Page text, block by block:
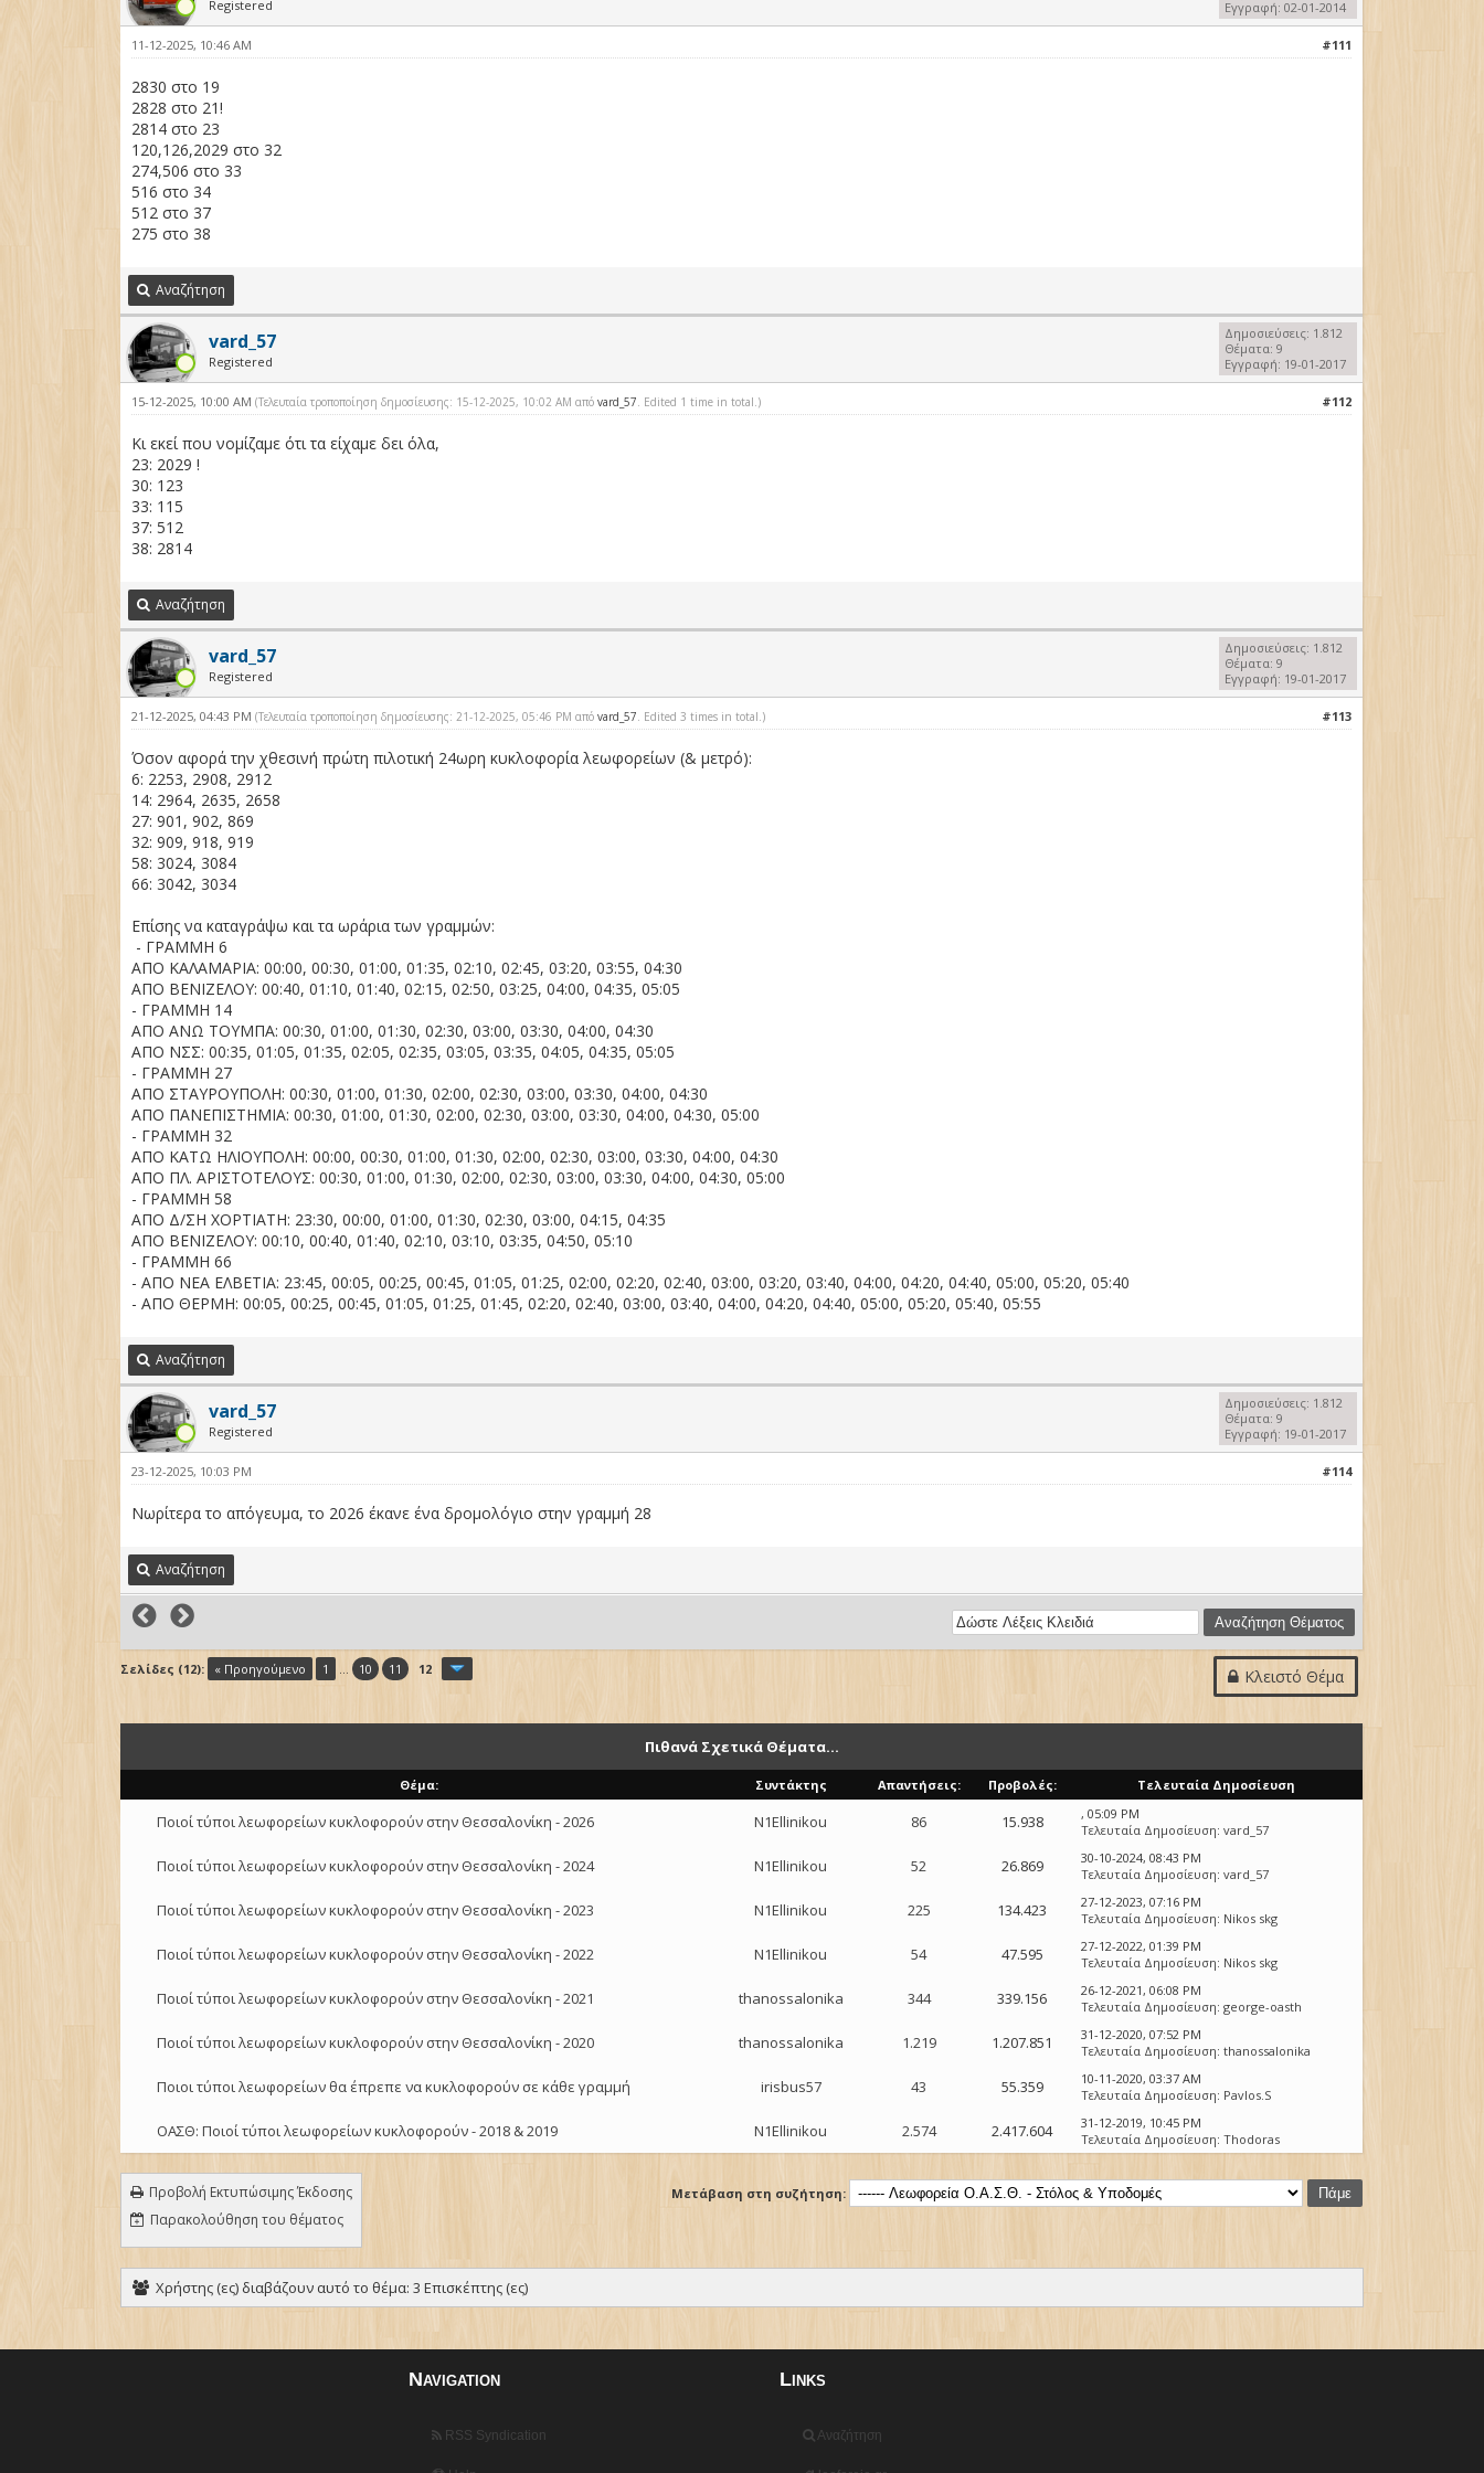
Registered
Εγγραφή: 02-01-2014
#111
11-12-2025, 10:46 AM
2830 στο 19
2828 στο 21!
2814 στο 23
120,126,2029 στο 32
274,506 στο 33
516 στο 34
512 στο 37
275 στο 38
Αναζήτηση
vard_57
Registered
Δημοσιεύσεις: 1.812
Θέματα: 9
Εγγραφή: 19-01-2017
#112
15-12-2025, 10:00 AM(Τελευταία τροποποίηση δημοσίευσης: 15-12-2025, 10:02 AM απόvard_57. Edited 1 time in total.)
Κι εκεί που νομίζαμε ότι τα είχαμε δει όλα,
23: 2029 !
30: 123
33: 115
37: 512
38: 2814
Αναζήτηση
vard_57
Registered
Δημοσιεύσεις: 1.812
Θέματα: 9
Εγγραφή: 19-01-2017
#113
21-12-2025, 04:43 PM(Τελευταία τροποποίηση δημοσίευσης: 21-12-2025, 05:46 PM απόvard_57. Edited 3 times in total.)
Όσον αφορά την χθεσινή πρώτη πιλοτική 24ωρη κυκλοφορία λεωφορείων (& μετρό):
6: 2253, 2908, 2912
14: 2964, 2635, 2658
27: 901, 902, 869
32: 909, 918, 919
58: 3024, 3084
66: 3042, 3034
Επίσης να καταγράψω και τα ωράρια των γραμμών:
- ΓΡΑΜΜΗ 6
ΑΠΟ ΚΑΛΑΜΑΡΙΑ: 00:00, 00:30, 01:00, 01:35, 02:10, 02:45, 03:20, 03:55, 04:30
ΑΠΟ ΒΕΝΙΖΕΛΟΥ: 00:40, 01:10, 01:40, 02:15, 02:50, 03:25, 04:00, 04:35, 05:05
- ΓΡΑΜΜΗ 14
ΑΠΟ ΑΝΩ ΤΟΥΜΠΑ: 00:30, 01:00, 01:30, 02:30, 03:00, 03:30, 04:00, 04:30
ΑΠΟ ΝΣΣ: 00:35, 01:05, 01:35, 02:05, 02:35, 03:05, 03:35, 04:05, 04:35, 05:05
- ΓΡΑΜΜΗ 27
ΑΠΟ ΣΤΑΥΡΟΥΠΟΛΗ: 00:30, 01:00, 01:30, 02:00, 02:30, 03:00, 03:30, 04:00, 04:30
ΑΠΟ ΠΑΝΕΠΙΣΤΗΜΙΑ: 00:30, 01:00, 01:30, 02:00, 02:30, 03:00, 03:30, 04:00, 04:30, 05:00
- ΓΡΑΜΜΗ 32
ΑΠΟ ΚΑΤΩ ΗΛΙΟΥΠΟΛΗ: 00:00, 00:30, 01:00, 01:30, 02:00, 02:30, 03:00, 03:30, 04:00, 04:30
ΑΠΟ ΠΛ. ΑΡΙΣΤΟΤΕΛΟΥΣ: 00:30, 01:00, 01:30, 02:00, 02:30, 03:00, 03:30, 04:00, 04:30, 05:00
- ΓΡΑΜΜΗ 58
ΑΠΟ Δ/ΣΗ ΧΟΡΤΙΑΤΗ: 23:30, 00:00, 01:00, 01:30, 02:30, 03:00, 04:15, 04:35
ΑΠΟ ΒΕΝΙΖΕΛΟΥ: 00:10, 00:40, 01:40, 02:10, 03:10, 03:35, 04:50, 05:10
- ΓΡΑΜΜΗ 66
- ΑΠΟ ΝΕΑ ΕΛΒΕΤΙΑ: 23:45, 00:05, 00:25, 00:45, 01:05, 01:25, 02:00, 02:20, 02:40, 03:00, 03:20, 03:40, 04:00, 04:20, 04:40, 05:00, 05:20, 05:40
- ΑΠΟ ΘΕΡΜΗ: 00:05, 00:25, 00:45, 01:05, 01:25, 01:45, 02:20, 02:40, 03:00, 03:40, 04:00, 04:20, 04:40, 05:00, 05:20, 05:40, 05:55
Αναζήτηση
vard_57
Registered
Δημοσιεύσεις: 1.812
Θέματα: 9
Εγγραφή: 19-01-2017
#114
23-12-2025, 10:03 PM
Νωρίτερα το απόγευμα, το 2026 έκανε ένα δρομολόγιο στην γραμμή 28
Αναζήτηση
Σελίδες (12): « Προηγούμενο 1 ... 10 11 12 Κλειστό Θέμα
Πιθανά Σχετικά Θέματα...
Θέμα: Συντάκτης Απαντήσεις: Προβολές: Τελευταία Δημοσίευση
Ποιοί τύποι λεωφορείων κυκλοφορούν στην Θεσσαλονίκη - 2026 N1Ellinikou 86 15.938
, 05:09 PM
Τελευταία Δημοσίευση:vard_57
Ποιοί τύποι λεωφορείων κυκλοφορούν στην Θεσσαλονίκη - 2024 N1Ellinikou 52 26.869
30-10-2024, 08:43 PM
Τελευταία Δημοσίευση:vard_57
Ποιοί τύποι λεωφορείων κυκλοφορούν στην Θεσσαλονίκη - 2023 N1Ellinikou 225 134.423
27-12-2023, 07:16 PM
Τελευταία Δημοσίευση: Nikos skg
Ποιοί τύποι λεωφορείων κυκλοφορούν στην Θεσσαλονίκη - 2022 N1Ellinikou 54 47.595
27-12-2022, 01:39 PM
Τελευταία Δημοσίευση: Nikos skg
Ποιοί τύποι λεωφορείων κυκλοφορούν στην Θεσσαλονίκη - 2021 thanossalonika 344 339.156
26-12-2021, 06:08 PM
Τελευταία Δημοσίευση:george-oasth
Ποιοί τύποι λεωφορείων κυκλοφορούν στην Θεσσαλονίκη - 2020 thanossalonika 1.219 1.207.851
31-12-2020, 07:52 PM
Τελευταία Δημοσίευση:thanossalonika
Ποιοι τύποι λεωφορείων θα έπρεπε να κυκλοφορούν σε κάθε γραμμή irisbus57 43 55.359
10-11-2020, 03:37 AM
Τελευταία Δημοσίευση: Pavlos.S
ΟΑΣΘ: Ποιοί τύποι λεωφορείων κυκλοφορούν - 2018 & 2019 N1Ellinikou 2.574 2.417.604
31-12-2019, 10:45 PM
Τελευταία Δημοσίευση:Thodoras
Προβολή Εκτυπώσιμης Έκδοσης
Παρακολούθηση του θέματος
Μετάβαση στη συζήτηση:
Χρήστης (ες) διαβάζουν αυτό το θέμα: 3 Επισκέπτης (ες)
Navigation
RSS Syndication
Links
Αναζήτηση